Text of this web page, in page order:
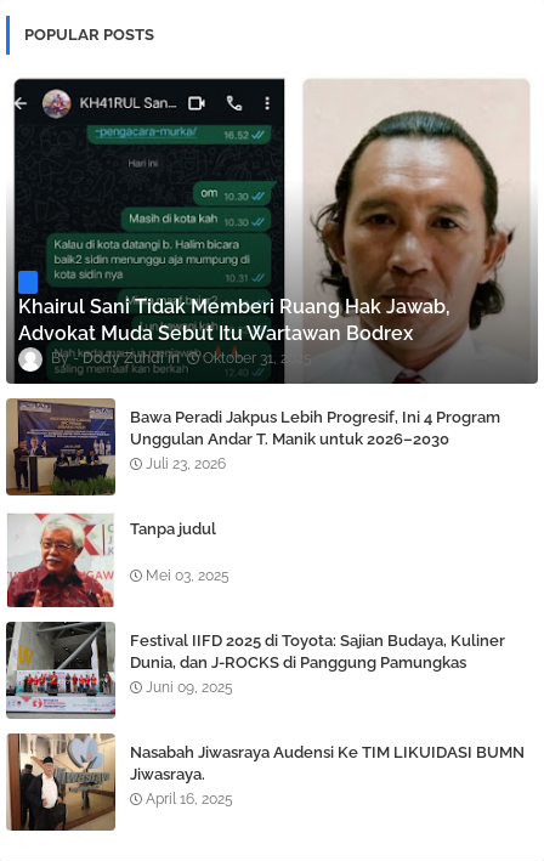
POPULAR POSTS
Khairul Sani Tidak Memberi Ruang Hak Jawab,
Advokat Muda Sebut Itu Wartawan Bodrex
Dody Zuhdi Oktober 31, 2025
Bawa Peradi Jakpus Lebih Progresif, Ini 4 Program
Unggulan Andar T. Manik untuk 2026–2030
Juli 23, 2026
Tanpa judul
Mei 03, 2025
Festival IIFD 2025 di Toyota: Sajian Budaya, Kuliner
Dunia, dan J-ROCKS di Panggung Pamungkas
Juni 09, 2025
Nasabah Jiwasraya Audensi Ke TIM LIKUIDASI BUMN
Jiwasraya.
April 16, 2025